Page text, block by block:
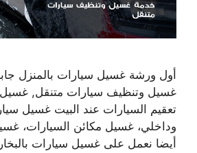
أول ورشة غسيل سيارات بالمنزل
غسيل وتنظيف سيارات متنقل, غسيل
تعقيم السيارات عند البيت غسيل
وداخلي، غسيل مكائن السيارات،
أيضا نعمل على غسيل سيارات